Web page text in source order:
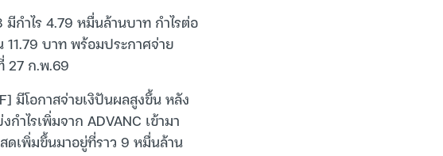
กำไร 4.79 หมื่นล้านบาท กำไรต่อ
บาท พร้อมประกาศจ่าย
27 ก.พ.69
มีโอกาสจ่ายเงิปันผลสูงขึ้น หลัง
ำไรเพิ่มจาก ADVANC เข้ามา
ดเพิ่มขึ้นมาอยู่ที่ราว 9 หมื่นล้าน